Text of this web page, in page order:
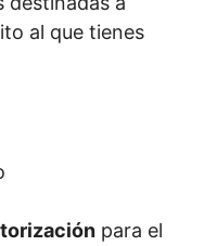
al que tienes
para el